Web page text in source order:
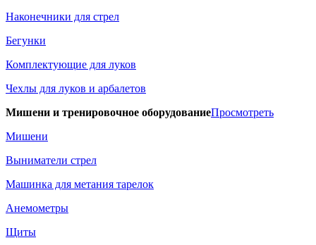
Наконечники для стрел
Бегунки
Комплектующие для луков
Чехлы для луков и арбалетов
Мишени и тренировочное оборудованиеПросмотреть
Мишени
Выниматели стрел
Машинка для метания тарелок
Анемометры
Щиты